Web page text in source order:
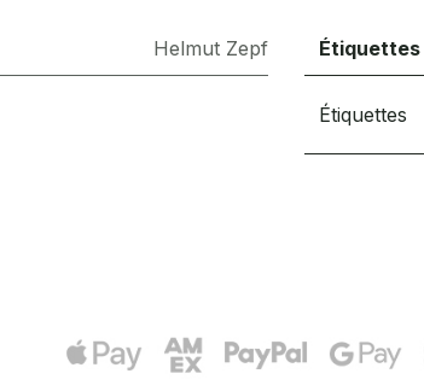
Helmut Zepf Étiquettes
Étiquettes